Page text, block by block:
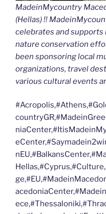
MadeinMycountry
(Hellas) !!
celebrates and supports
nature conservation
been sponsoring local
organizations, travel
various cultural events